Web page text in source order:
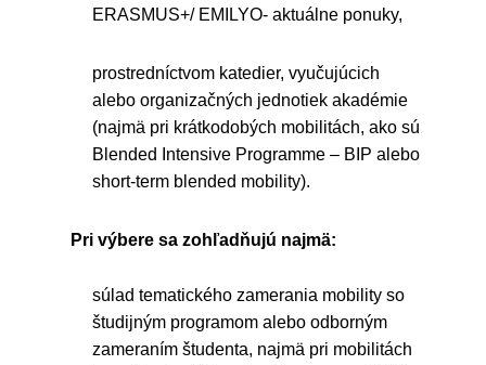
ERASMUS+/ EMILYO- aktuálne ponuky,
prostredníctvom katedier, vyučujúcich
alebo organizačných jednotiek akadémie
(najmä pri krátkodobých mobilitách, ako sú
Blended Intensive Programme – BIP alebo
short-term blended mobility).
Pri výbere sa zohľadňujú najmä:
súlad tematického zamerania mobility so
študijným programom alebo odborným
zameraním študenta, najmä pri mobilitách